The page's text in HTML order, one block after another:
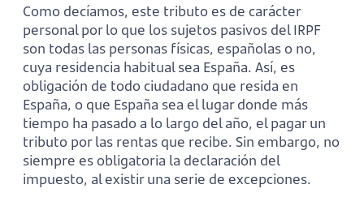
Como decíamos, este tributo es de carácter
personal por lo que los sujetos pasivos del IRPF
son todas las personas físicas, españolas o no,
cuya residencia habitual sea España. Así, es
obligación de todo ciudadano que resida en
España, o que España sea el lugar donde más
tiempo ha pasado a lo largo del año, el pagar un
tributo por las rentas que recibe. Sin embargo, no
siempre es obligatoria la declaración del
impuesto, al existir una serie de excepciones.